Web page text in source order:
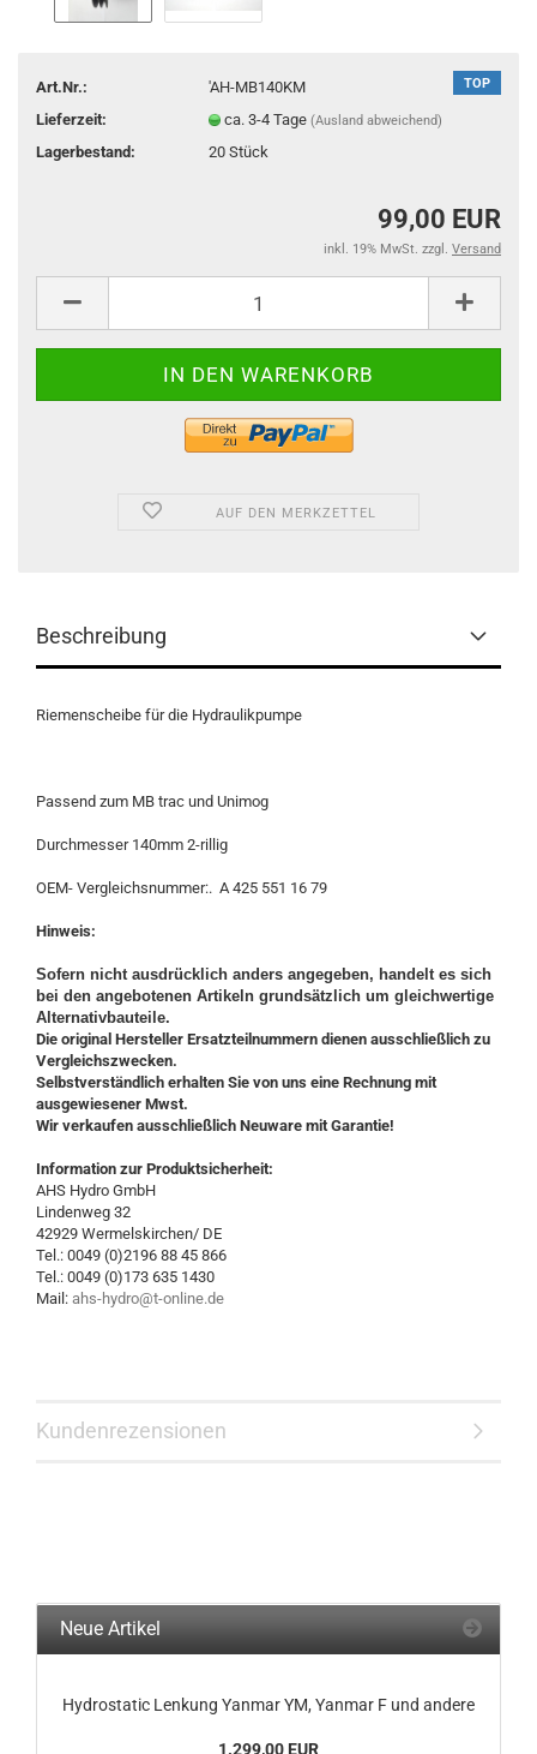
TOP
Art.Nr.:
'AH-MB140KM
Lieferzeit:
ca. 3-4 Tage(Ausland abweichend)
Lagerbestand: 20Stück
99,00 EUR
inkl. 19% MwSt. zzgl. Versand
AUF DEN MERKZETTEL
Beschreibung
Riemenscheibe für die Hydraulikpumpe
Passend zum MB trac und Unimog
Durchmesser 140mm 2-rillig
OEM- Vergleichsnummer:. A 425 551 16 79
Hinweis:
Sofern nicht ausdrücklich anders angegeben, handelt es sich
bei den angebotenen Artikeln grundsätzlich um gleichwertige
Alternativbauteile.
Die original Hersteller Ersatzteilnummern dienen ausschließlich zu
Vergleichszwecken.
Selbstverständlich erhalten Sie von uns eine Rechnung mit
ausgewiesener Mwst.
Wir verkaufen ausschließlich Neuware mit Garantie!
Information zur Produktsicherheit:
AHS Hydro GmbH
Lindenweg 32
42929 Wermelskirchen/ DE
Tel.: 0049 (0)2196 88 45 866
Tel.: 0049 (0)173 635 1430
Mail: ahs-hydro@t-online.de
Kundenrezensionen
Neue Artikel
Hydrostatic Lenkung Yanmar YM, Yanmar F und andere
1.299,00 EUR